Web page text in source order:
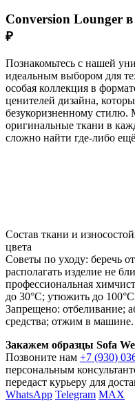
Conversion Lounger в
₽
Познакомьтесь с нашей
идеальным выбором для
особая коллекция в
ценителей дизайна,
безукоризненному
оригинальные ткани в
сложно найти где-либо
Состав ткани и
цвета
Советы по уходу: беречь
располагать изделие не
профессиональная
до 30°C; утюжить до
Запрещено: отбеливание;
средства; отжим в машине.
Закажем образцы Sofa
Позвоните нам +7 (930)
персональным
передаст курьеру для
WhatsApp Telegram MAX